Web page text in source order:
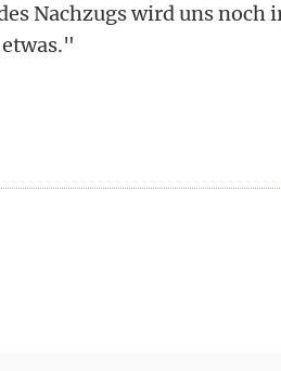
Nachzugs wird uns